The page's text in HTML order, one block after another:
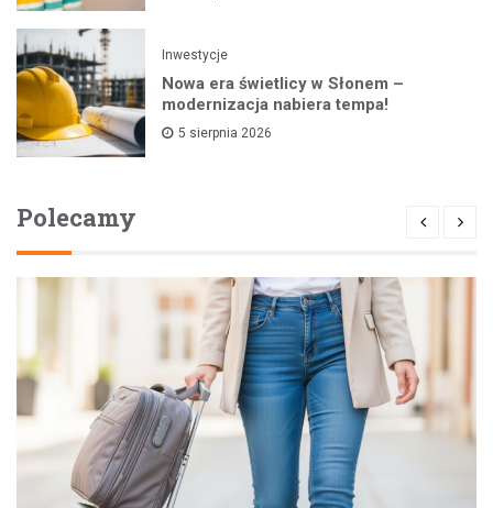
Inwestycje
Nowa era świetlicy w Słonem –
modernizacja nabiera tempa!
5 sierpnia 2026
Polecamy